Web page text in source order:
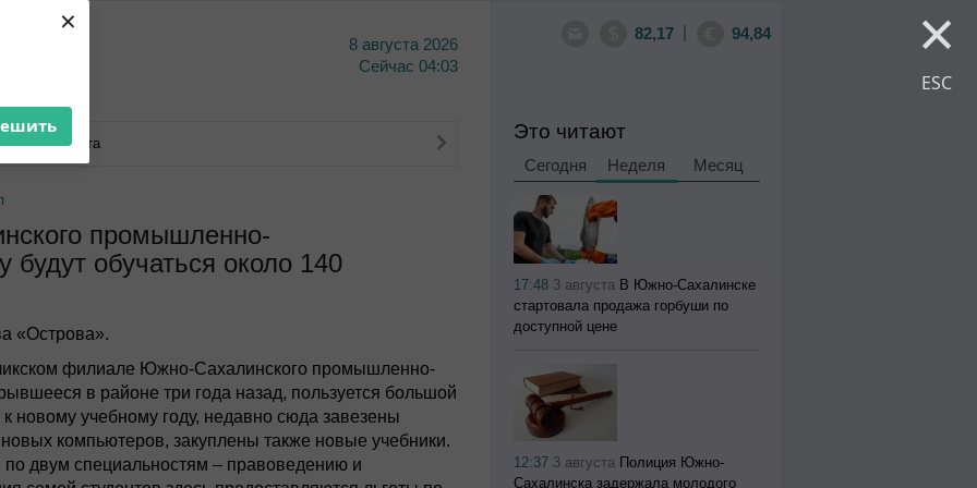
× ×
ESC
8 августа 2026
Сейчас 04:03
82,17 94,84
счета
промышленно-
будут обучаться около 140
«Острова».
филиале Южно-Сахалинского промышленно-
в районе три года назад, пользуется большой
новому учебному году, недавно сюда завезены
компьютеров, закуплены также новые учебники.
двум специальностям – правоведению и
Это читают
Сегодня Неделя Месяц
17:48 3 августа В Южно-Сахалинске
стартовала продажа горбуши по
доступной цене
12:37 3 августа Полиция Южно-
Сахалинска задержала молодого